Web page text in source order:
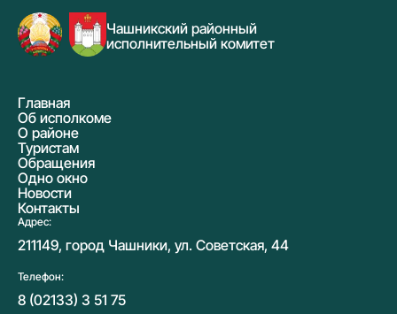
Чашникский районный
исполнительный комитет
Главная
Об исполкоме
О районе
Туристам
Обращения
Одно окно
Новости
Контакты
Адрес:
211149, город Чашники, ул. Советская, 44
Телефон:
8 (02133) 3 51 75